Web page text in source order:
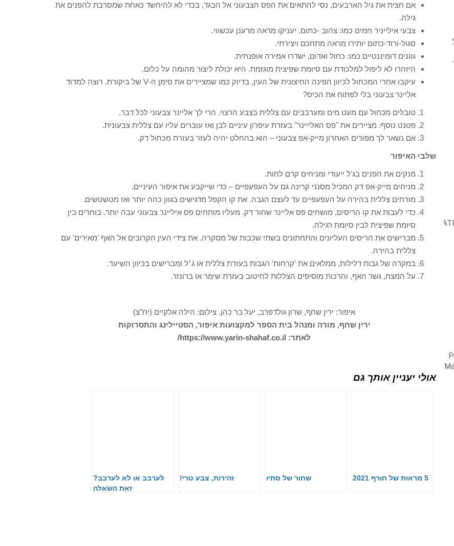
אם חצית את גיל הארבעים, נסי להתאים את הפס הצבעוני אל הבגד, בכדי לא להיחשד כאחת שמסרבת להפנים את
גילה.
צבעי אילייניר חמים כמו: צהוב -כתום, יעניקו מראה מרענן עכשווי.
סגול-ורוד-כתום יותירו מראה מתחכם ויצירתי.
גוונים דומיננטיים כמו: כחול ואדום, ישדרו אמירה אופנתית.
היזהרו לא ליפול למלכודת עם סיומת שפיצית מוגזמת. היא יכולת ליצור מהומה על כלום.
עיקבו אחרי המכחול לכיוון הפינה החיצונית של העין, בדיוק כמו שמציירים את סימן ה-V של ביקורת. רוצה למדוד
אליינר צבעוני בלי לפתוח את הכיס?
טובלים מכחול עם מעט מים ומערבבים עם צללית בצבע הרצוי. הרי לך אליינר צבעוני לכל דבר.
פטנט נוסף: מציירים את "פס האלייינר" בעזרת עיפרון עיניים לבן ואז עוברים עליו עם צללית צבעונית.
אם נשאר לך מפורים האחרון מייק-אפ צבעוני – הוא בהחלט יהיה לעזר בעזרת מכחול דק.
שלבי האיפור
מנקים את הפנים בג'ל ייעודי ומניחים קרם לחות.
מניחים מייק-אפ דק המכיל מסנני קרינה גם על העפעפיים – כדי שייקבע את איפור העיניים.
מורחים צללית בהירה על העפעפיים עד לעצם הגבה. את קו הקפל מדגישים בגוון כהה יותר ואז מטשטשים.
כדי לעבות את קו הריסים, מושחים פס אליינר שחור דק. מעליו מותחים פס איליינר צבעוני עבה יותר. בוחרים בין
סיומת שפיצית לבין סיומת רגילה.
מברישים את הריסים העליונים והתחתונים בשתי שכבות של מסקרה. את צידי העין הקרובים אל האף 'מאירים' עם
צללית בהירה.
במקרה של גבות דלילות, ממלאים את 'קרחות' הגבות בעזרת צללית או ג׳ל ומברישים בכיוון השיער.
על המצח, גשר האף, והרכות מוסיפים הצללות לחיטוב בעזרת שימר או ברונזר.
איפור: ירין שחף, שרון גולדפרב, יעל בר כהן. צילום: הילה אלקיים (יח"צ)
ירין שחף, מורה ומנהל בית הספר למקצועות איפור, הסטיילינג והתסרוקות
לאתר: https://www.yarin-shahaf.co.il/
אולי יעניין אותך גם
5 מראות של חורף 2021 שחור של סתיו זהירות, צבע טרי!
לערבב או לא לערבב?
זאת השאלה